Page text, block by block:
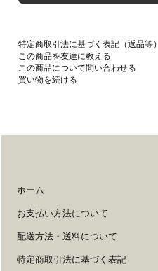
特定商取引法に基づく表記（返品等）
この商品を友達に教える
この商品について問い合わせる
買い物を続ける
ホーム
お支払い方法について
配送方法・送料について
特定商取引法に基づく表記